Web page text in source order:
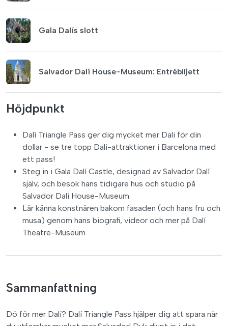
Gala Dalís slott
Salvador Dalí House-Museum: Entrébiljett
Höjdpunkt
Dalí Triangle Pass ger dig mycket mer Dali för din
dollar - se tre topp Dali-attraktioner i Barcelona med
ett pass!
Steg in i Gala Dalí Castle, designad av Salvador Dalí
själv, och besök hans tidigare hus och studio på
Salvador Dalí House-Museum
Lär känna konstnären bakom fasaden (och hans fru och
musa) genom hans biografi, videor och mer på Dalí
Theatre-Museum
Sammanfattning
Dö för mer Dalí? Dalí Triangle Pass hjälper dig att spara när